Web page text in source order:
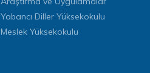
Yabancı Diller Yüksekokulu
Meslek Yüksekokulu